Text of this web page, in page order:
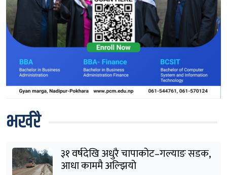
भर्खरै
३१ वर्षदेखि अधुरै चापाकोट–गल्याङ सडक,
आधा काममै अल्झियो